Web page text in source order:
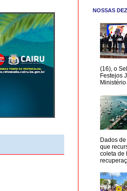
NOSSAS
(16), o
Festejos
Dados
que
coleta de